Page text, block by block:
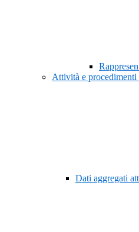
Attività e procedimenti
Dati aggregati